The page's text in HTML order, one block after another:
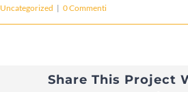
Uncategorized | 0 Commenti
Share This Project